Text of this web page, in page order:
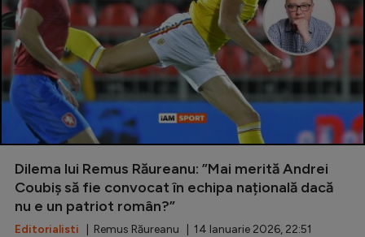
Stranieri
Clasamente
Tenis
Handbal
Natație
Formula 1
Dilema lui Remus Răureanu: ”Mai merită Andrei
Coubiș să fie convocat în echipa națională dacă
nu e un patriot român?”
Editorialisti | Remus Răureanu | 14 Ianuarie 2026, 22:51